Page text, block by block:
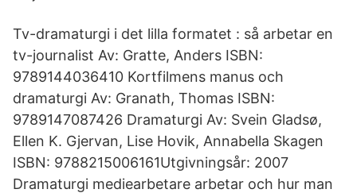
Tv-dramaturgi i det lilla formatet : så arbetar en
tv-journalist Av: Gratte, Anders ISBN:
9789144036410 Kortfilmens manus och
dramaturgi Av: Granath, Thomas ISBN:
9789147087426 Dramaturgi Av: Svein Gladsø,
Ellen K. Gjervan, Lise Hovik, Annabella Skagen
ISBN: 9788215006161Utgivningsår: 2007
Dramaturgi mediearbetare arbetar och hur man